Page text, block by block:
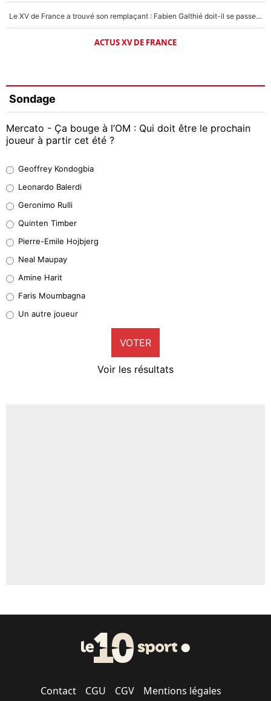
Le XV de France a trouvé son remplaçant : Fabien Galthié doit-il se passer d'Antoine Dupont ?
ACTUS XV DE FRANCE
Sondage
Mercato - Ça bouge à l’OM : Qui doit être le prochain
joueur à partir cet été ?
38%
32%
5%
1%
9%
Geoffrey Kondogbia
Leonardo Balerdi
Geronimo Rulli
Quinten Timber
Pierre-Emile Hojbjerg
Neal Maupay
Amine Harit
Faris Moumbagna
Un autre joueur
VOTER
Voir les résultats
Contact CGU CGV Mentions légales